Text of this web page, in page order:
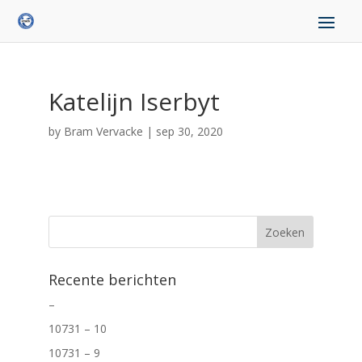
Katelijn Iserbyt
by Bram Vervacke | sep 30, 2020
Recente berichten
–
10731 – 10
10731 – 9